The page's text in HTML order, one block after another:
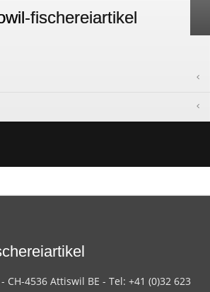
-fischereiartikel
4536 Attiswil BE - Tel: +41 (0)32 623